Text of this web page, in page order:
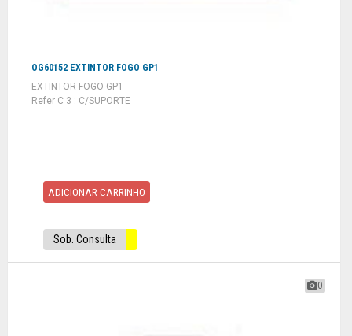
OG60152 EXTINTOR FOGO GP1
EXTINTOR FOGO GP1
Refer C 3 : C/SUPORTE
ADICIONAR CARRINHO
Sob. Consulta
0